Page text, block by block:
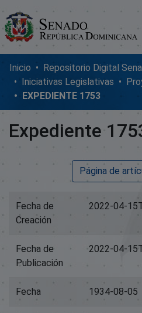
Comunidades
Glosario
Nosotros
Inicio
Iniciativas Legislativas
EXPEDIENTE 1753
Expediente
Página de
Fecha de
Creación
2022-04-
Fecha de
Publicación
2022-04-
Fecha 1934-08-05